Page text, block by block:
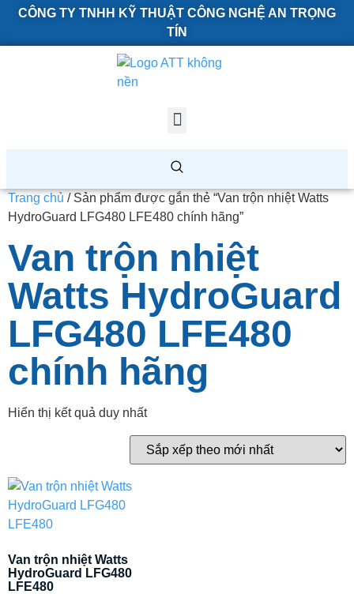
CÔNG TY TNHH KỸ THUẬT CÔNG NGHỆ AN TRỌNG
TÍN
Trang chủ / Sản phẩm được gắn thẻ “Van trộn nhiệt Watts
HydroGuard LFG480 LFE480 chính hãng”
Van trộn nhiệt
Watts HydroGuard
LFG480 LFE480
chính hãng
Hiển thị kết quả duy nhất
Van trộn nhiệt Watts
HydroGuard LFG480
LFE480